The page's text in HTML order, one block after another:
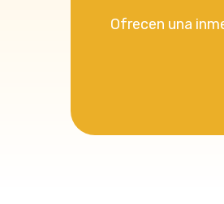
Mas del Olmo
Torrebaja
Castielfabib
Ofrecen una